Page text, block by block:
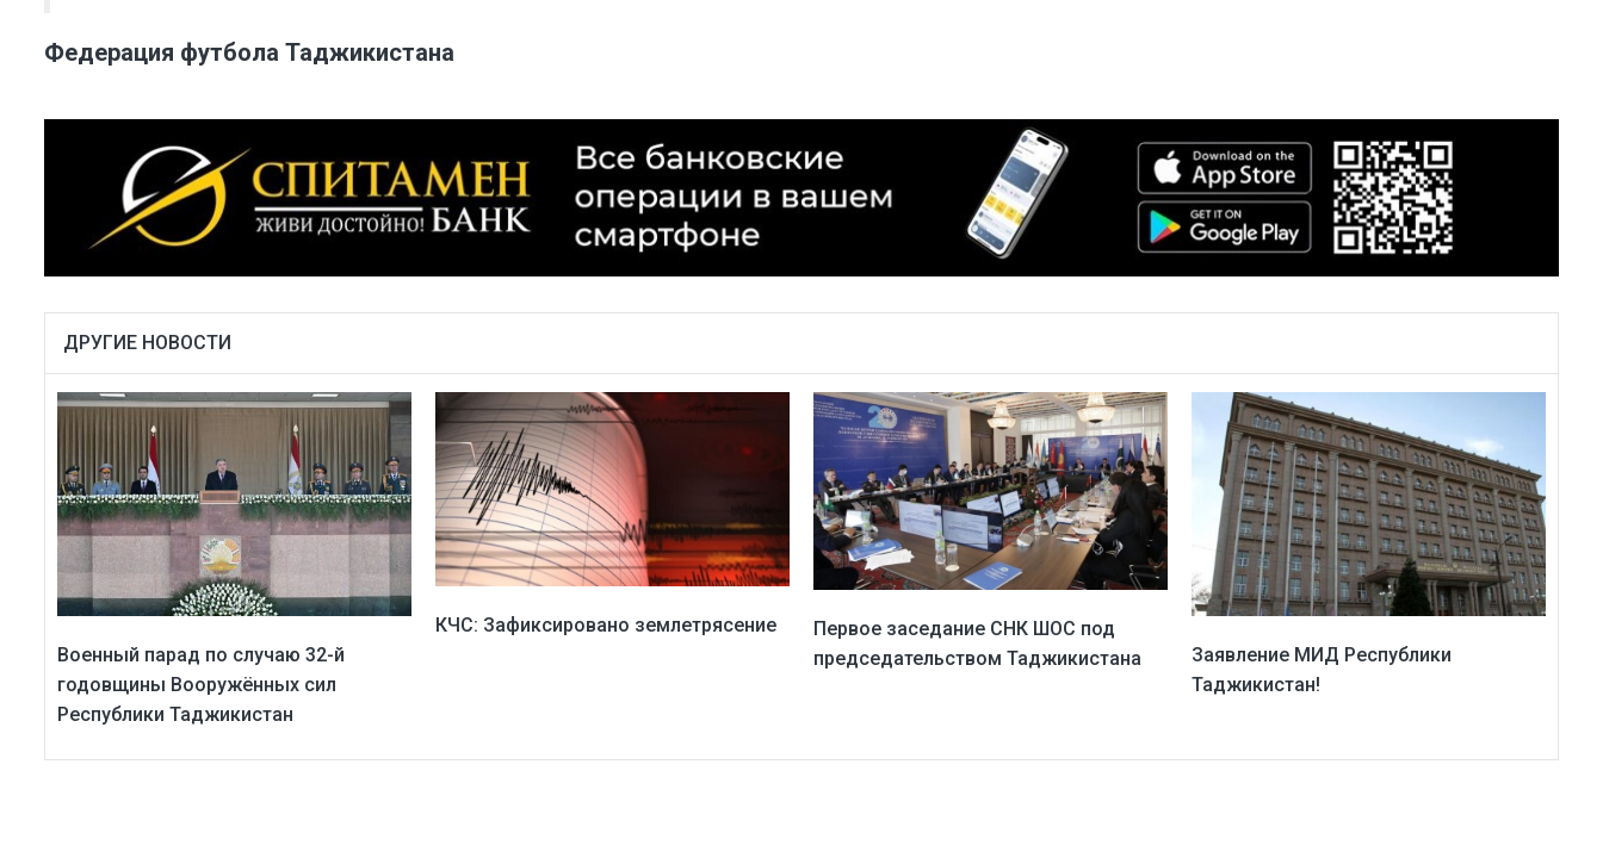
Федерация футбола Таджикистана
ДРУГИЕ НОВОСТИ
Военный парад по случаю 32-й
годовщины Вооружённых сил
Республики Таджикистан
КЧС: Зафиксировано землетрясение
Первое заседание СНК ШОС под
председательством Таджикистана
Заявление МИД Республики
Таджикистан!